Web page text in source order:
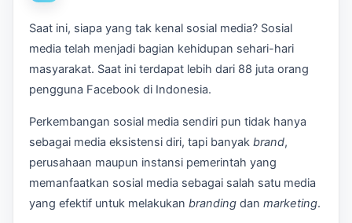
Saat ini, siapa yang tak kenal sosial media? Sosial
media telah menjadi bagian kehidupan sehari-hari
masyarakat. Saat ini terdapat lebih dari 88 juta orang
pengguna Facebook di Indonesia.
Perkembangan sosial media sendiri pun tidak hanya
sebagai media eksistensi diri, tapi banyak brand,
perusahaan maupun instansi pemerintah yang
memanfaatkan sosial media sebagai salah satu media
yang efektif untuk melakukan branding dan marketing.